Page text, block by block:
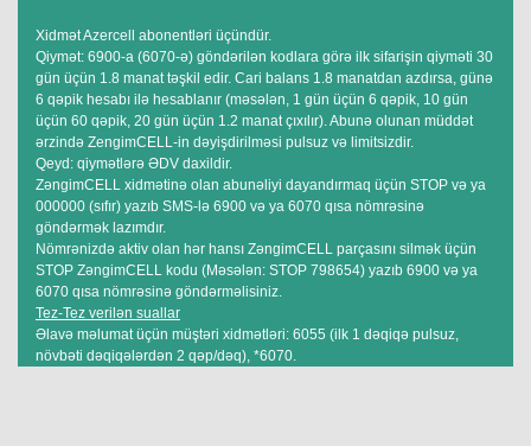
Xidmət Azercell abonentləri üçündür.
Qiymət: 6900-a (6070-ə) göndərilən kodlara görə ilk sifarişin qiyməti 30
gün üçün 1.8 manat təşkil edir. Cari balans 1.8 manatdan azdırsa, günə
6 qəpik hesabı ilə hesablanır (məsələn, 1 gün üçün 6 qəpik, 10 gün
üçün 60 qəpik, 20 gün üçün 1.2 manat çıxılır). Abunə olunan müddət
ərzində ZengimCELL-in dəyişdirilməsi pulsuz və limitsizdir.
Qeyd: qiymətlərə ƏDV daxildir.
ZəngimCELL xidmətinə olan abunəliyi dayandırmaq üçün STOP və ya
000000 (sıfır) yazıb SMS-lə 6900 və ya 6070 qısa nömrəsinə
göndərmək lazımdır.
Nömrənizdə aktiv olan hər hansı ZəngimCELL parçasını silmək üçün
STOP ZəngimCELL kodu (Məsələn: STOP 798654) yazıb 6900 və ya
6070 qısa nömrəsinə göndərməlisiniz.
Tez-Tez verilən suallar
Əlavə məlumat üçün müştəri xidmətləri: 6055 (ilk 1 dəqiqə pulsuz,
növbəti dəqiqələrdən 2 qəp/dəq), *6070.